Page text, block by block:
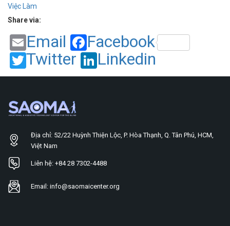
Việc Làm
Share via:
Email
Facebook
Twitter
Linkedin
Địa chỉ: 52/22 Huỳnh Thiện Lộc, P. Hòa Thạnh, Q. Tân Phú, HCM,
Việt Nam
Liên hệ: +84 28 7302-4488
Email: info@saomaicenter.org